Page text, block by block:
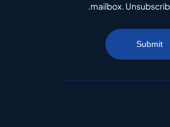
mailbox.